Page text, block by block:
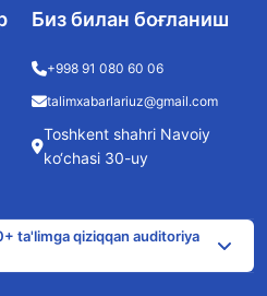
Биз билан боғланиш
+998 91 080 60 06
talimxabarlariuz@gmail.com
Toshkent shahri Navoiy
ko‘chasi 30-uy
ta'limga qiziqqan auditoriya